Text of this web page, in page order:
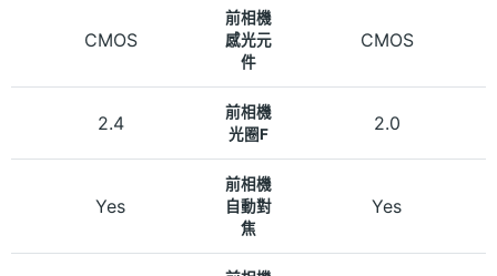
CMOS
前相機
感光元
件
CMOS
2.4
前相機
光圈F
2.0
Yes
前相機
自動對
焦
Yes